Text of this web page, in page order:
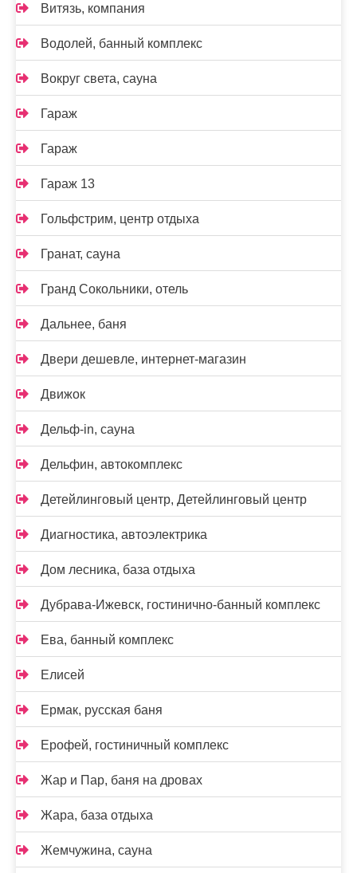
Витязь, компания
Водолей, банный комплекс
Вокруг света, сауна
Гараж
Гараж
Гараж 13
Гольфстрим, центр отдыха
Гранат, сауна
Гранд Сокольники, отель
Дальнее, баня
Двери дешевле, интернет-магазин
Движок
Дельф-in, сауна
Дельфин, автокомплекс
Детейлинговый центр, Детейлинговый центр
Диагностика, автоэлектрика
Дом лесника, база отдыха
Дубрава-Ижевск, гостинично-банный комплекс
Ева, банный комплекс
Елисей
Ермак, русская баня
Ерофей, гостиничный комплекс
Жар и Пар, баня на дровах
Жара, база отдыха
Жемчужина, сауна